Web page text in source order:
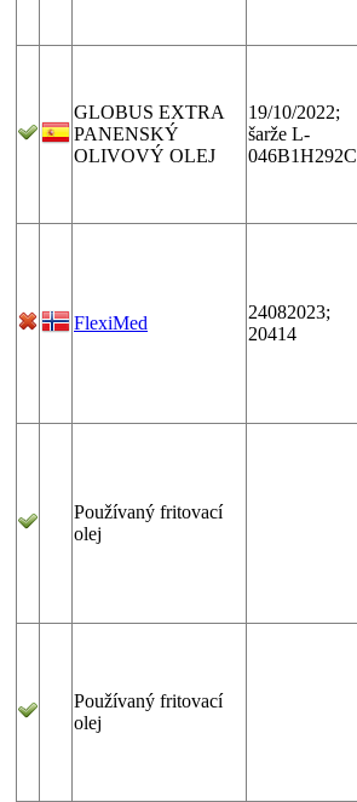
GLOBUS EXTRA
PANENSKÝ
OLIVOVÝ OLEJ
19/10/2022;
šarže L-
046B1H292C
FlexiMed
24082023;
20414
Používaný fritovací
olej
Používaný fritovací
olej